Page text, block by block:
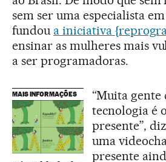
sem ser uma especialista
fundou a iniciativa
ensinar as mulheres mais
a ser programadoras.
MAIS INFORMAÇÕES
“Muita gente
tecnologia é
presente”,
uma
presente